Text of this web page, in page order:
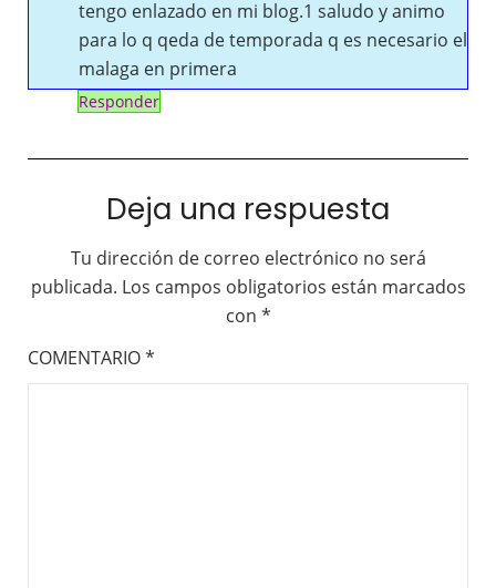
tengo enlazado en mi blog.1 saludo y animo
para lo q qeda de temporada q es necesario el
malaga en primera
Responder
Deja una respuesta
Tu dirección de correo electrónico no será
publicada. Los campos obligatorios están marcados
con *
COMENTARIO*